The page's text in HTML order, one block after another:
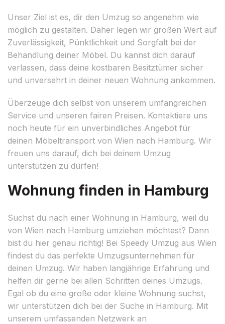
Unser Ziel ist es, dir den Umzug so angenehm wie
möglich zu gestalten. Daher legen wir großen Wert auf
Zuverlässigkeit, Pünktlichkeit und Sorgfalt bei der
Behandlung deiner Möbel. Du kannst dich darauf
verlassen, dass deine kostbaren Besitztümer sicher
und unversehrt in deiner neuen Wohnung ankommen.
Überzeuge dich selbst von unserem umfangreichen
Service und unseren fairen Preisen. Kontaktiere uns
noch heute für ein unverbindliches Angebot für
deinen Möbeltransport von Wien nach Hamburg. Wir
freuen uns darauf, dich bei deinem Umzug
unterstützen zu dürfen!
Wohnung finden in Hamburg
Suchst du nach einer Wohnung in Hamburg, weil du
von Wien nach Hamburg umziehen möchtest? Dann
bist du hier genau richtig! Bei Speedy Umzug aus Wien
findest du das perfekte Umzugsunternehmen für
deinen Umzug. Wir haben langjährige Erfahrung und
helfen dir gerne bei allen Schritten deines Umzugs.
Egal ob du eine große oder kleine Wohnung suchst,
wir unterstützen dich bei der Suche in Hamburg. Mit
unserem umfassenden Netzwerk an